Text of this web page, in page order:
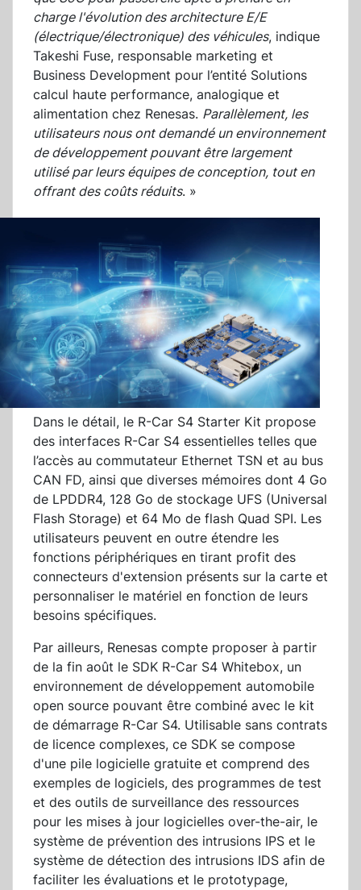
charge l'évolution des architecture E/E
(électrique/électronique) des véhicules, indique
Takeshi Fuse, responsable marketing et
Business Development pour l’entité Solutions
calcul haute performance, analogique et
alimentation chez Renesas. Parallèlement, les
utilisateurs nous ont demandé un environnement
de développement pouvant être largement
utilisé par leurs équipes de conception, tout en
offrant des coûts réduits. »
Dans le détail, le R-Car S4 Starter Kit propose
des interfaces R-Car S4 essentielles telles que
l’accès au commutateur Ethernet TSN et au bus
CAN FD, ainsi que diverses mémoires dont 4 Go
de LPDDR4, 128 Go de stockage UFS (Universal
Flash Storage) et 64 Mo de flash Quad SPI. Les
utilisateurs peuvent en outre étendre les
fonctions périphériques en tirant profit des
connecteurs d'extension présents sur la carte et
personnaliser le matériel en fonction de leurs
besoins spécifiques.
Par ailleurs, Renesas compte proposer à partir
de la fin août le SDK R-Car S4 Whitebox, un
environnement de développement automobile
open source pouvant être combiné avec le kit
de démarrage R-Car S4. Utilisable sans contrats
de licence complexes, ce SDK se compose
d'une pile logicielle gratuite et comprend des
exemples de logiciels, des programmes de test
et des outils de surveillance des ressources
pour les mises à jour logicielles over-the-air, le
système de prévention des intrusions IPS et le
système de détection des intrusions IDS afin de
faciliter les évaluations et le prototypage,